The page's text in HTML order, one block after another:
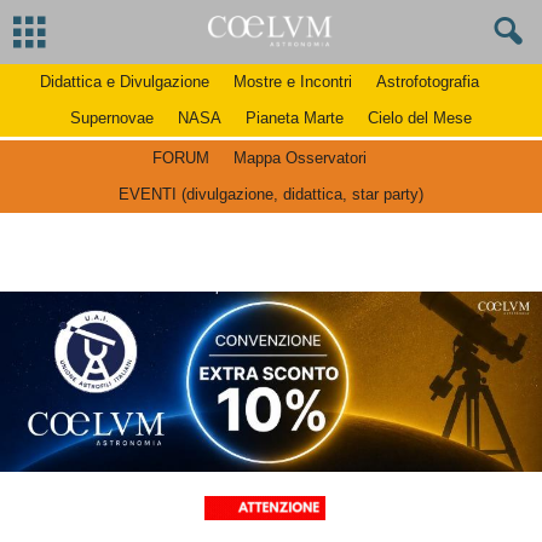
Didattica e Divulgazione Mostre e Incontri
Astrofotografia
Supernovae
NASA Pianeta Marte Cielo del Mese
FORUM
Mappa Osservatori
EVENTI (divulgazione, didattica, star party)